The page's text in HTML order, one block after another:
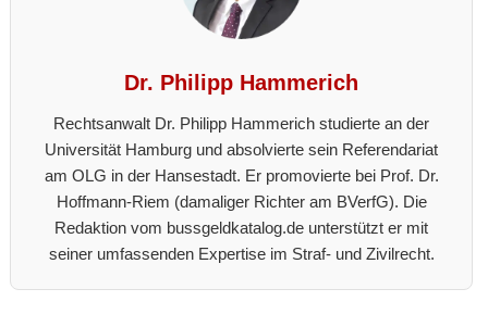
Dr. Philipp Hammerich
Rechtsanwalt Dr. Philipp Hammerich studierte an der
Universität Hamburg und absolvierte sein Referendariat
am OLG in der Hansestadt. Er promovierte bei Prof. Dr.
Hoffmann-Riem (damaliger Richter am BVerfG). Die
Redaktion vom bussgeldkatalog.de unterstützt er mit
seiner umfassenden Expertise im Straf- und Zivilrecht.